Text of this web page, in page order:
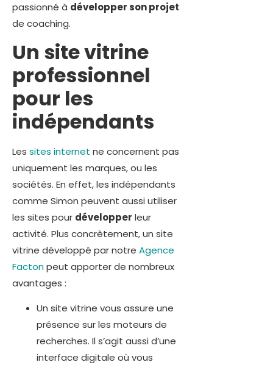
passionné à développer son projet
de coaching.
Un site vitrine
professionnel
pour les
indépendants
Les sites internet ne concernent pas
uniquement les marques, ou les
sociétés. En effet, les indépendants
comme Simon peuvent aussi utiliser
les sites pour développer leur
activité. Plus concrètement, un site
vitrine développé par notre Agence
Factonpeut apporter de nombreux
avantages :
Un site vitrine vous assure une
présence sur les moteurs de
recherches. Il s’agit aussi d’une
interface digitale où vous